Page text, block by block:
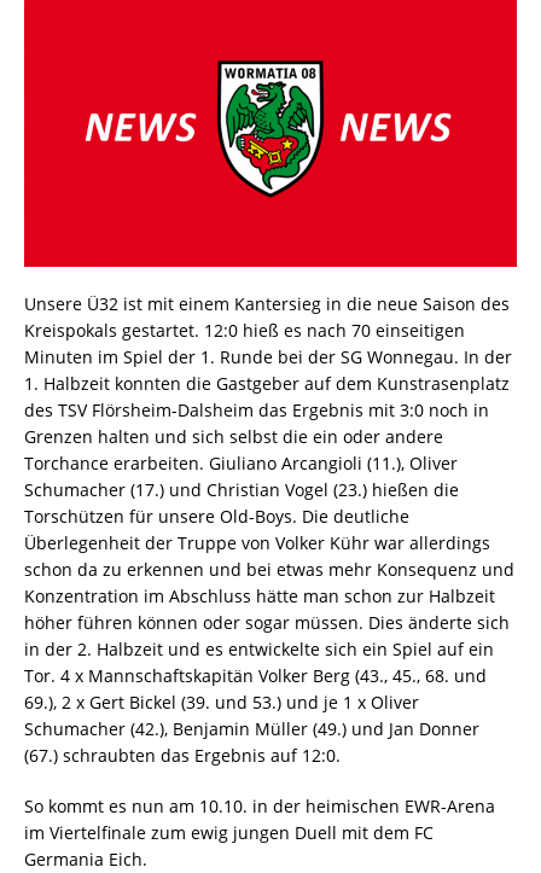
Unsere Ü32 ist mit einem Kantersieg in die neue Saison des
Kreispokals gestartet. 12:0 hieß es nach 70 einseitigen
Minuten im Spiel der 1. Runde bei der SG Wonnegau. In der
1. Halbzeit konnten die Gastgeber auf dem Kunstrasenplatz
des TSV Flörsheim-Dalsheim das Ergebnis mit 3:0 noch in
Grenzen halten und sich selbst die ein oder andere
Torchance erarbeiten. Giuliano Arcangioli (11.), Oliver
Schumacher (17.) und Christian Vogel (23.) hießen die
Torschützen für unsere Old-Boys. Die deutliche
Überlegenheit der Truppe von Volker Kühr war allerdings
schon da zu erkennen und bei etwas mehr Konsequenz und
Konzentration im Abschluss hätte man schon zur Halbzeit
höher führen können oder sogar müssen. Dies änderte sich
in der 2. Halbzeit und es entwickelte sich ein Spiel auf ein
Tor. 4 x Mannschaftskapitän Volker Berg (43., 45., 68. und
69.), 2 x Gert Bickel (39. und 53.) und je 1 x Oliver
Schumacher (42.), Benjamin Müller (49.) und Jan Donner
(67.) schraubten das Ergebnis auf 12:0.
So kommt es nun am 10.10. in der heimischen EWR-Arena
im Viertelfinale zum ewig jungen Duell mit dem FC
Germania Eich.